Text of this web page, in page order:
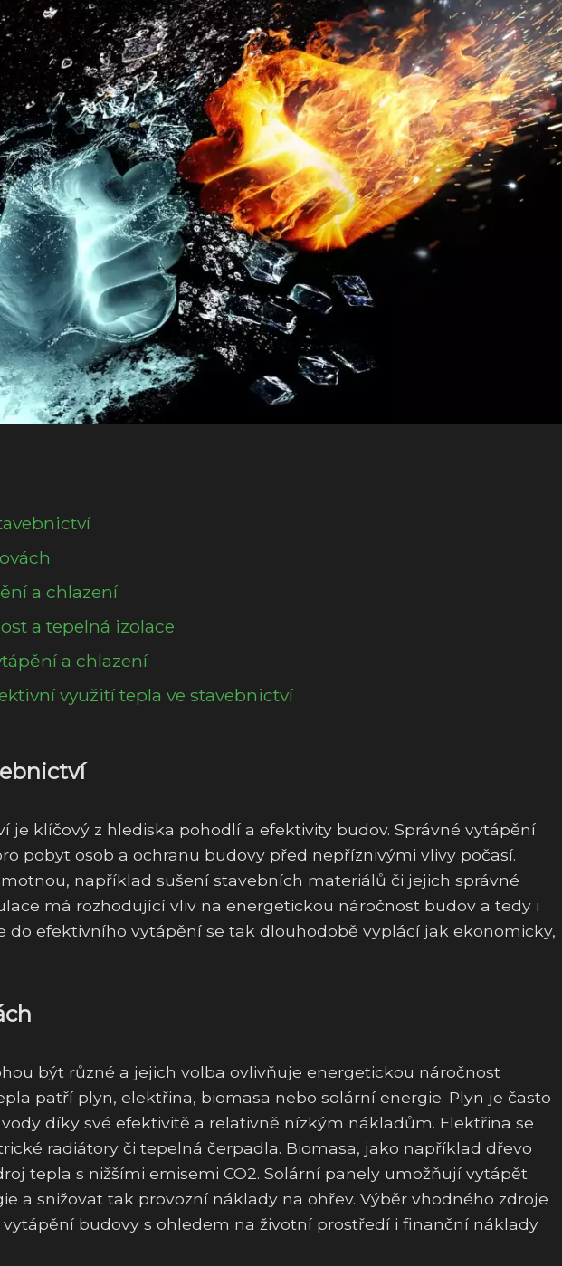
a chlazení
a tepelná izolace
a chlazení
využití tepla ve stavebnictví
je klíčový z hlediska pohodlí a efektivity budov. Správné vytápění
pobyt osob a ochranu budovy před nepříznivými vlivy počasí.
například sušení stavebních materiálů či jejich správné
má rozhodující vliv na energetickou náročnost budov a tedy i
do efektivního vytápění se tak dlouhodobě vyplácí jak ekonomicky,
být různé a jejich volba ovlivňuje energetickou náročnost
patří plyn, elektřina, biomasa nebo solární energie. Plyn je často
díky své efektivitě a relativně nízkým nákladům. Elektřina se
radiátory či tepelná čerpadla. Biomasa, jako například dřevo
tepla s nižšími emisemi CO2. Solární panely umožňují vytápět
a snižovat tak provozní náklady na ohřev. Výběr vhodného zdroje
budovy s ohledem na životní prostředí i finanční náklady